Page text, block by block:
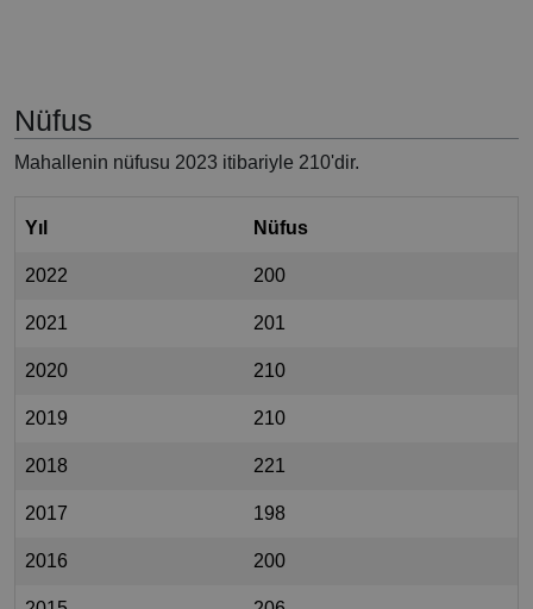
Nüfus
Mahallenin nüfusu 2023 itibariyle 210'dir.
Yıl Nüfus
2022 200
2021 201
2020 210
2019 210
2018 221
2017 198
2016 200